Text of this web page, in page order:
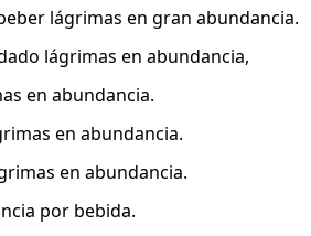
lágrimas en gran abundancia.
lágrimas en abundancia,
en abundancia.
en abundancia.
en abundancia.
por bebida.